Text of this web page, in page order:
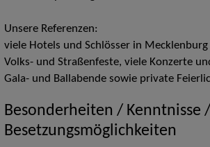
Unsere Referenzen:
viele Hotels und Schlösser in
Volks- und Straßenfeste, viele Konzerte
Gala- und Ballabende sowie private
Besonderheiten / Kenntnisse /
Besetzungsmöglichkeiten